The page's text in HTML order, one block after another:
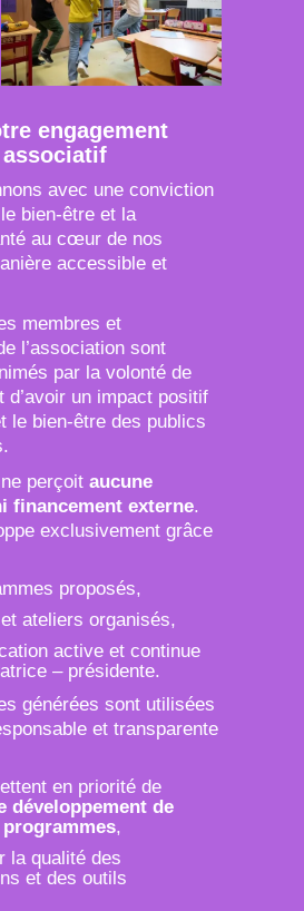
engagement
associatif
avec une conviction
bien-être et la
au cœur de nos
accessible et
membres et
l’association sont
par la volonté de
d’avoir un impact positif
le bien-être des publics
perçoit aucune
financement externe.
exclusivement grâce
proposés,
ateliers organisés,
active et continue
– présidente.
générées sont utilisées
et transparente
en priorité de
développement de
,
la qualité des
et des outils